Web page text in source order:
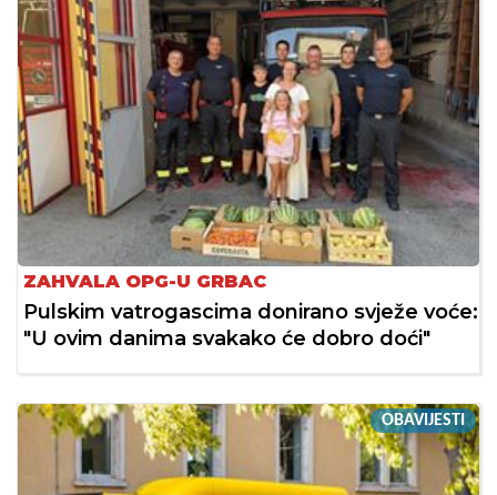
ZAHVALA OPG-U GRBAC
Pulskim vatrogascima donirano svježe voće:
"U ovim danima svakako će dobro doći"
OBAVIJESTI